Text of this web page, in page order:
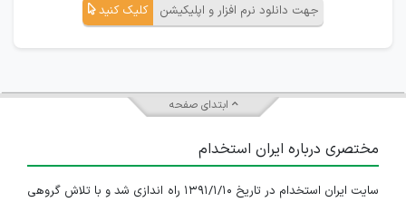
جهت دانلود نرم افزار و اپلیکیشن کلیک کنید
ابتدای صفحه
مختصری درباره ایران استخدام
سایت ایران استخدام در تاریخ ۱۳۹۱/۱/۱۰ راه اندازی شد و با تلاش گروهی